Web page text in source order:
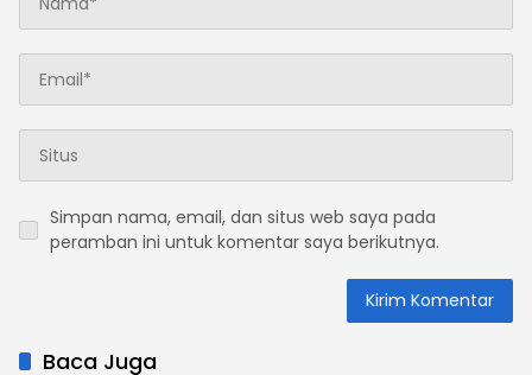
Simpan nama, email, dan situs web saya pada
peramban ini untuk komentar saya berikutnya.
Baca Juga